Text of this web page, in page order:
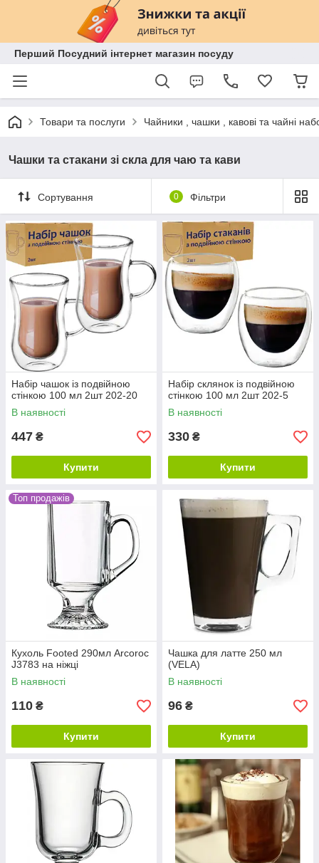
Перший Посудний інтернет магазин посуду
Товари та послуги Чайники , чашки , кавові та чайні
Чашки та стакани зі скла для чаю та кави
Сортування 0 Фільтри
Набір чашок із подвійною
стінкою 100 мл 2шт 202-20
В наявності
447 ₴
Купити
Набір склянок із подвійною
стінкою 100 мл 2шт 202-5
В наявності
330 ₴
Купити
Топ продажів
Кухоль Footed 290мл Arcoroc
J3783 на ніжці
В наявності
110 ₴
Купити
Чашка для латте 250 мл
(VELA)
В наявності
96 ₴
Купити